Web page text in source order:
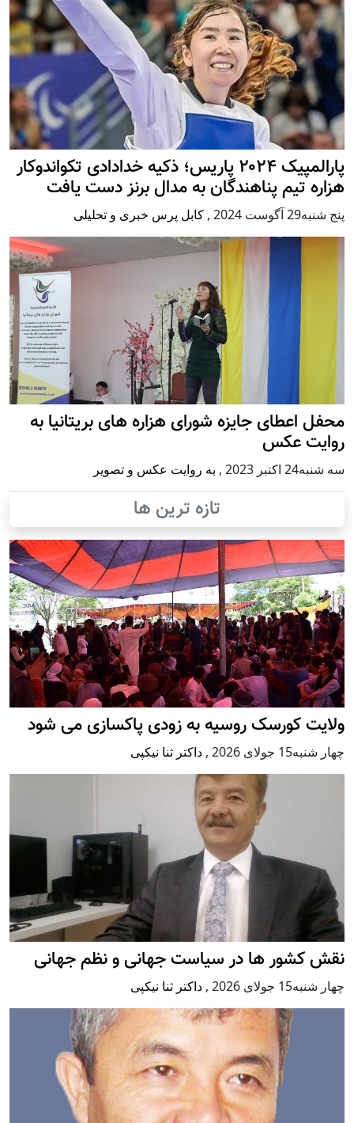
پارالمپیک ۲۰۲۴ پاریس؛ ذکیه خدادادی تکواندوکار
هزاره تیم پناهندگان به مدال برنز دست یافت
پنج شنبه29 آگوست 2024 , کابل پرس خبری و تحلیلی
محفل اعطای جایزه شورای هزاره های بریتانیا به
روایت عکس
سه شنبه24 اكتبر 2023 , به روایت عکس و تصویر
تازه ترین ها
ولایت کورسک روسیه به زودی پاکسازی می شود
چهار شنبه15 جولای 2026 , داکتر ثنا نیکپی
نقش کشور ها در سیاست جهانی و نظم جهانی
چهار شنبه15 جولای 2026 , داکتر ثنا نیکپی